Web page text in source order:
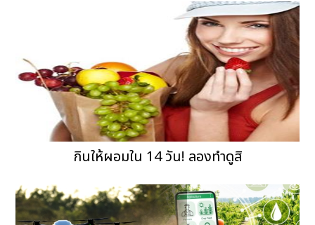
กินให้ผอมใน 14 วัน! ลองทำดูสิ